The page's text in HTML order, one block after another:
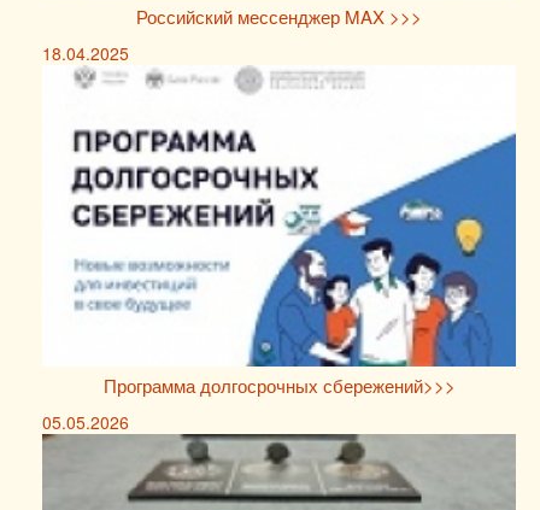
Российский мессенджер MAX >>>
18.04.2025
Программа долгосрочных сбережений>>>
05.05.2026